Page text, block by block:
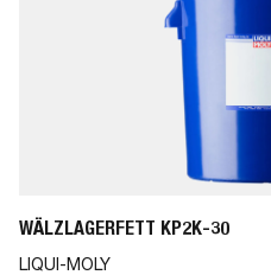
WÄLZLAGERFETT KP2K-30
LIQUI-MOLY